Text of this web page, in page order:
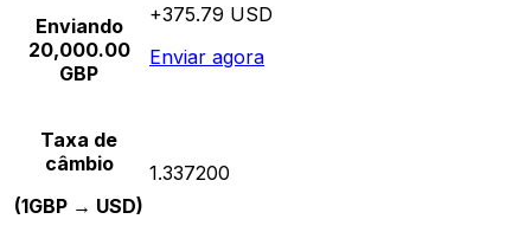
Enviando
20,000.00
GBP
+375.79 USD
Enviar agora
Taxa de
câmbio
(1GBP → USD)
1.337200